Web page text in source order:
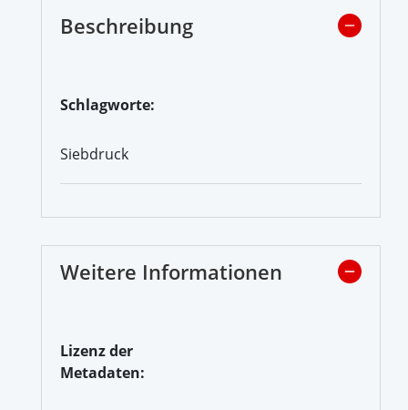
Beschreibung
Schlagworte:
Siebdruck
Weitere Informationen
Lizenz der
Metadaten: